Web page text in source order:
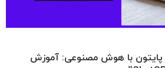
پایتون با هوش مصنوعی: آموزش